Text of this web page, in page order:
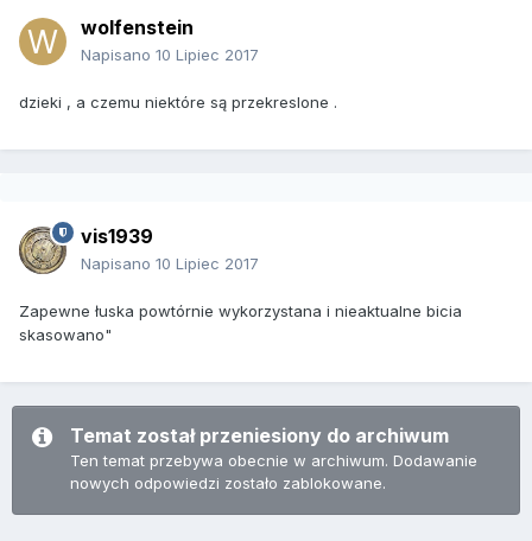
wolfenstein
Napisano 10 Lipiec 2017
dzieki , a czemu niektóre są przekreslone .
vis1939
Napisano 10 Lipiec 2017
Zapewne łuska powtórnie wykorzystana i nieaktualne bicia
skasowano"
Temat został przeniesiony do archiwum
Ten temat przebywa obecnie w archiwum. Dodawanie
nowych odpowiedzi zostało zablokowane.